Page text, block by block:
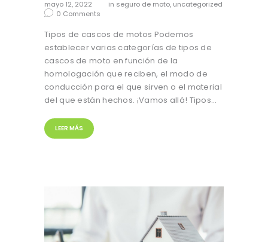
mayo 12, 2022 in seguro de moto, uncategorized
0 Comments
Tipos de cascos de motos Podemos
establecer varias categorías de tipos de
cascos de moto en función de la
homologación que reciben, el modo de
conducción para el que sirven o el material
del que están hechos. ¡Vamos allá! Tipos…
LEER MÁS